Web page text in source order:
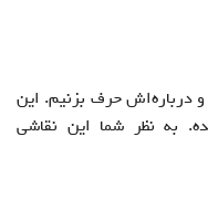
و درباره‌اش حرف بزنیم. این
به نظر شما این نقاشی